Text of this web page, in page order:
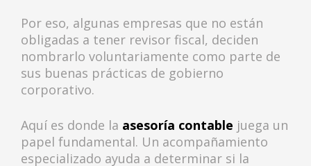
Por eso, algunas empresas que no están
obligadas a tener revisor fiscal, deciden
nombrarlo voluntariamente como parte de
sus buenas prácticas de gobierno
corporativo.
Aquí es donde la asesoría contable juega un
papel fundamental. Un acompañamiento
especializado ayuda a determinar si la